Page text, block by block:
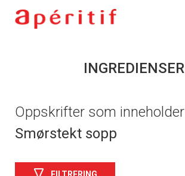
INGREDIENSER
Oppskrifter som inneholder
Smørstekt sopp
FILTRERING